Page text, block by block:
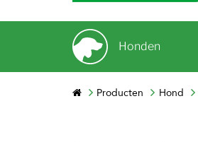
Honden
Producten Hond